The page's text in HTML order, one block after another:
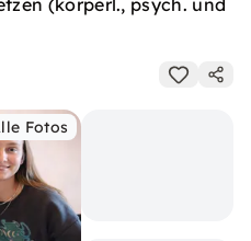
(körperl., psych. und
Fotos